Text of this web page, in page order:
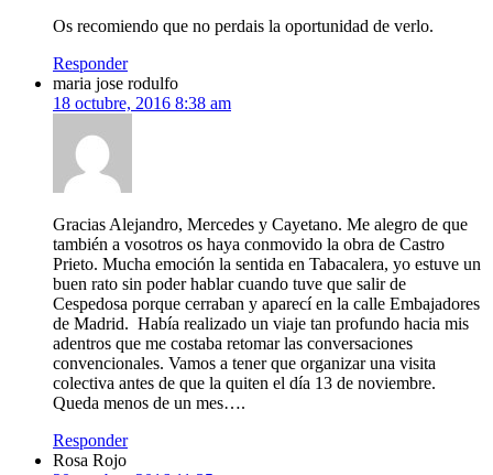
Os recomiendo que no perdais la oportunidad de verlo.
Responder
maria jose rodulfo
18 octubre, 2016 8:38 am
Gracias Alejandro, Mercedes y Cayetano. Me alegro de que
también a vosotros os haya conmovido la obra de Castro
Prieto. Mucha emoción la sentida en Tabacalera, yo estuve un
buen rato sin poder hablar cuando tuve que salir de
Cespedosa porque cerraban y aparecí en la calle Embajadores
de Madrid. Había realizado un viaje tan profundo hacia mis
adentros que me costaba retomar las conversaciones
convencionales. Vamos a tener que organizar una visita
colectiva antes de que la quiten el día 13 de noviembre.
Queda menos de un mes….
Responder
Rosa Rojo